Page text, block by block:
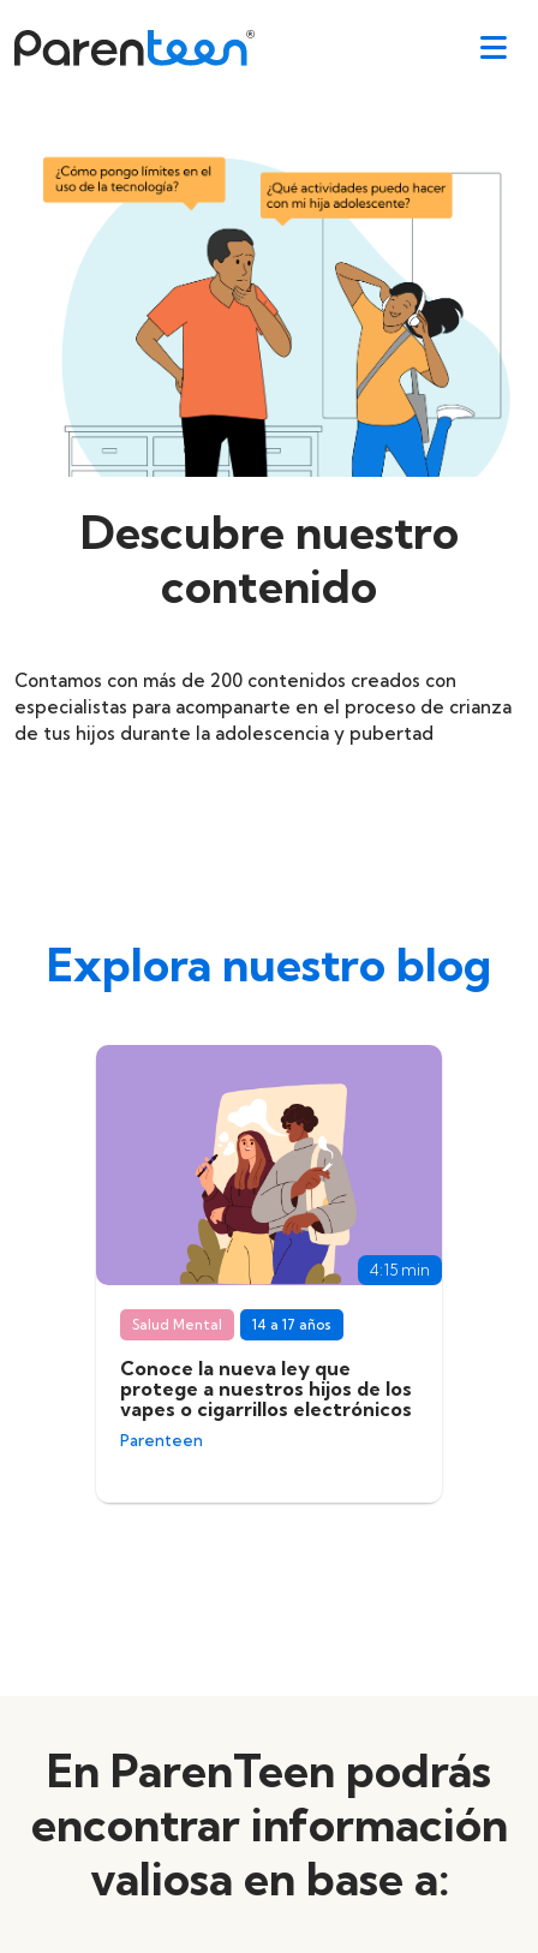
Descubre nuestro
contenido
Contamos con más de 200 contenidos creados con
especialistas para acompanarte en el proceso de crianza
de tus hijos durante la adolescencia y pubertad
Explora nuestro blog
4:15 min
Salud Mental 14 a 17 años
Conoce la nueva ley que
protege a nuestros hijos de los
vapes o cigarrillos electrónicos
Parenteen
En ParenTeen podrás
encontrar información
valiosa en base a: